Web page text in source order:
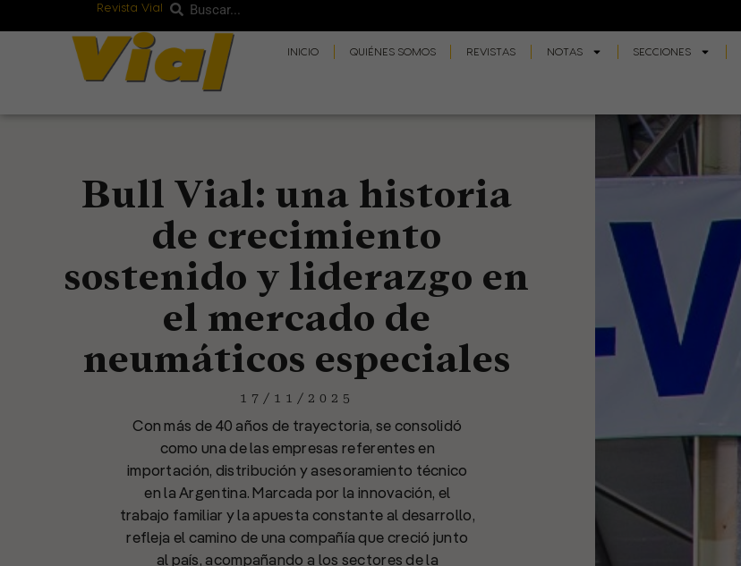
Revista Vial Buscar
Buscar
INICIO QUIÉNES SOMOS REVISTAS NOTAS SECCIONES
Bull Vial: una historia
de crecimiento
sostenido y liderazgo en
el mercado de
neumáticos especiales
17/11/2025
Con más de 40 años de trayectoria, se consolidó
como una de las empresas referentes en
importación, distribución y asesoramiento técnico
en la Argentina. Marcada por la innovación, el
trabajo familiar y la apuesta constante al desarrollo,
refleja el camino de una compañía que creció junto
al país, acompañando a los sectores de la